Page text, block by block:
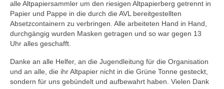
alle Altpapiersammler um den riesigen Altpapierberg getrennt in
Papier und Pappe in die durch die AVL bereitgestellten
Absetzcontainern zu verbringen. Alle arbeiteten Hand in Hand,
durchgängig wurden Masken getragen und so war gegen 13
Uhr alles geschafft.
Danke an alle Helfer, an die Jugendleitung für die Organisation
und an alle, die ihr Altpapier nicht in die Grüne Tonne gesteckt,
sondern für uns gebündelt und aufbewahrt haben. Vielen Dank